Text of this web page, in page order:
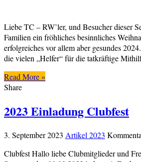
Liebe TC – RW’ler, und Besucher dieser
Familien ein fröhliches besinnliches
erfolgreiches vor allem aber gesundes
die vielen „Helfer“ für die tatkräftige
Read More »
Share
2023 Einladung Clubfest
3. September 2023 Artikel 2023
Clubfest Hallo liebe Clubmitglieder und